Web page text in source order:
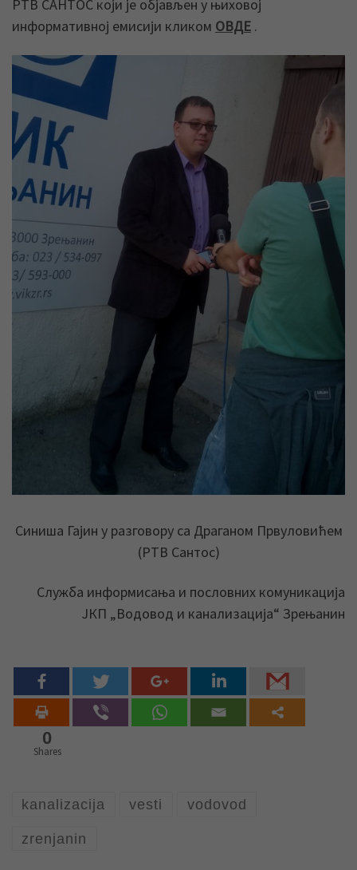
РТВ САНТОС који је објављен у њиховој
информативној емисији кликом ОВДЕ .
Синиша Гајин у разговору са Драганом Првуловићем
(РТВ Сантос)
Служба информисања и пословних комуникација
ЈКП „Водовод и канализација“ Зрењанин
0
Shares
kanalizacija vesti vodovod
zrenjanin